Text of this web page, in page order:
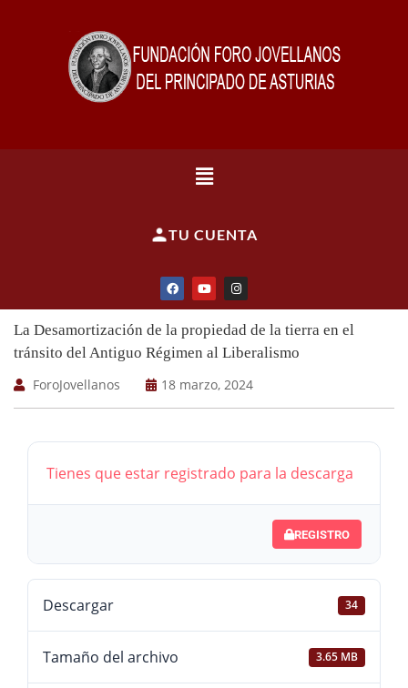
TU CUENTA
La Desamortización de la propiedad de la tierra en el
tránsito del Antiguo Régimen al Liberalismo
ForoJovellanos
18 marzo, 2024
Tienes que estar registrado para la descarga
REGISTRO
Descargar 34
Tamaño del archivo 3.65 MB